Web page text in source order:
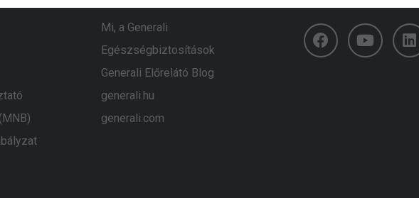
Mi, a Generali
Egészségbiztosítások
Generali Előrelátó Blog
generali.hu
generali.com